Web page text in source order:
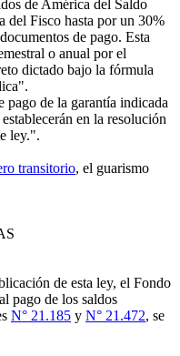
de América del Saldo
del Fisco hasta por un 30%
de pago. Esta
o anual por el
dictado bajo la fórmula
de la garantía indicada
en la resolución
ley.".
transitorio, el guarismo
de esta ley, el Fondo
pago de los saldos
N° 21.185 y N° 21.472, se